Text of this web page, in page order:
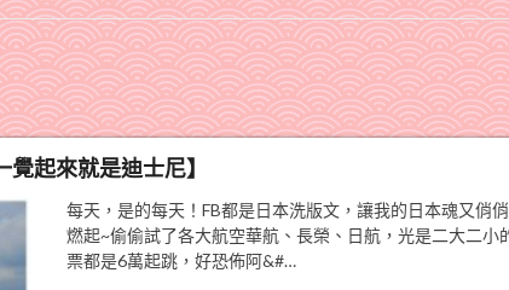
覺起來就是迪士尼】
每天，是的每天！FB都是日本洗版文，讓我的日本魂又俏
燃起~偷偷試了各大航空華航、長榮、日航，光是二大二小
票都是6萬起跳，好恐佈阿&#…